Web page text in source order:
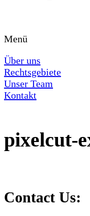
Menü
Über uns
Rechtsgebiete
Unser Team
Kontakt
pixelcut-
Contact Us: